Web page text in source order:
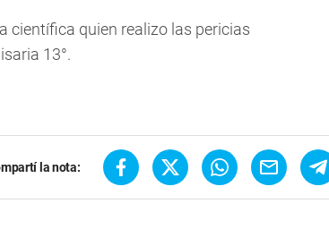
científica quien realizo las pericias
13°.
la nota: